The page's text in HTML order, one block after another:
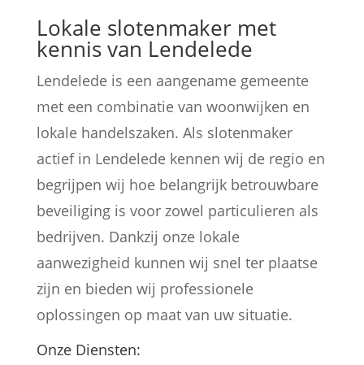
Lokale slotenmaker met
kennis van Lendelede
Lendelede is een aangename gemeente
met een combinatie van woonwijken en
lokale handelszaken. Als slotenmaker
actief in Lendelede kennen wij de regio en
begrijpen wij hoe belangrijk betrouwbare
beveiliging is voor zowel particulieren als
bedrijven. Dankzij onze lokale
aanwezigheid kunnen wij snel ter plaatse
zijn en bieden wij professionele
oplossingen op maat van uw situatie.
Onze Diensten: